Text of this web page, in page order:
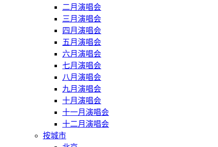
二月演唱会
三月演唱会
四月演唱会
五月演唱会
六月演唱会
七月演唱会
八月演唱会
九月演唱会
十月演唱会
十一月演唱会
十二月演唱会
按城市